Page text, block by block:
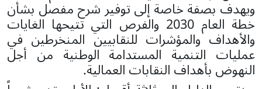
ويهدف بصفة خاصة إلى توفير شرح مفصل بشأن
خطة العام 2030 والفرص التي تتيحها الغايات
والأهداف والمؤشرات للنقابيين المنخرطين في
عمليات التنمية المستدامة الوطنية من أجل
النهوض بأهداف النقابات العمالية.